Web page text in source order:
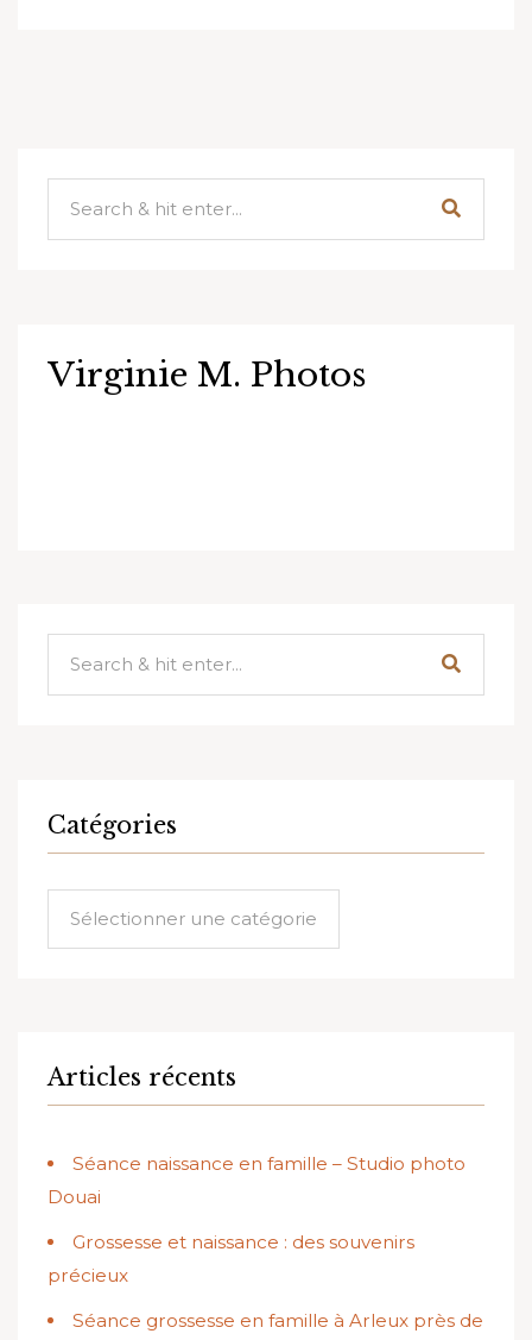
Virginie M. Photos
Catégories
Articles récents
Séance naissance en famille – Studio photo
Douai
Grossesse et naissance : des souvenirs
précieux
Séance grossesse en famille à Arleux près de